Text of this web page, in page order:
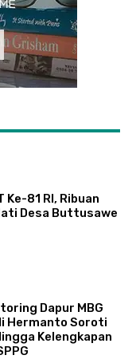
Ke-81 RI, Ribuan
Desa Buttusawe
Dapur MBG
Hermanto Soroti
Kelengkapan